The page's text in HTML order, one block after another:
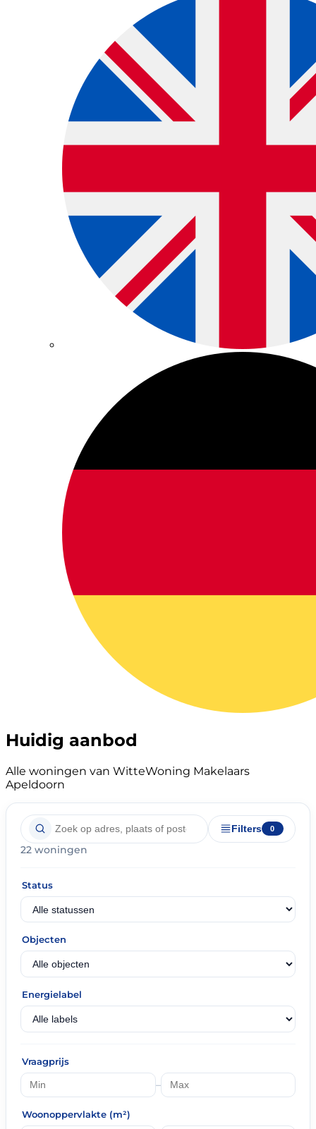
Huidig aanbod
Alle woningen van WitteWoning Makelaars
Apeldoorn
Filters 0
22 woningen
Status
Objecten
Energielabel
Vraagprijs
–
Woonoppervlakte (m²)